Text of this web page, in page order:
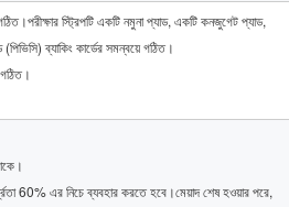
স্ট্রিপটি একটি নমুনা প্যাড, একটি কনজুগেট প্যাড,
ব্যাকিং কার্ডের সমন্বয়ে গঠিত।
60% এর নিচে ব্যবহার করতে হবে।মেয়াদ শেষ হওয়ার পরে,